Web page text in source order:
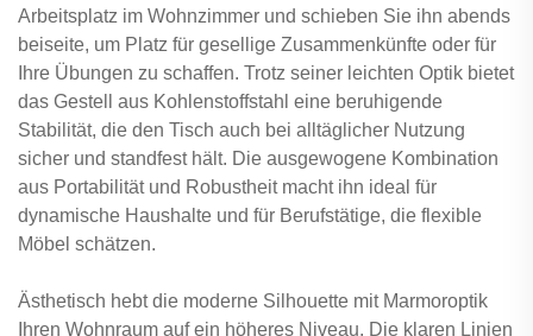
Arbeitsplatz im Wohnzimmer und schieben Sie ihn abends
beiseite, um Platz für gesellige Zusammenkünfte oder für
Ihre Übungen zu schaffen. Trotz seiner leichten Optik bietet
das Gestell aus Kohlenstoffstahl eine beruhigende
Stabilität, die den Tisch auch bei alltäglicher Nutzung
sicher und standfest hält. Die ausgewogene Kombination
aus Portabilität und Robustheit macht ihn ideal für
dynamische Haushalte und für Berufstätige, die flexible
Möbel schätzen.
Ästhetisch hebt die moderne Silhouette mit Marmoroptik
Ihren Wohnraum auf ein höheres Niveau. Die klaren Linien